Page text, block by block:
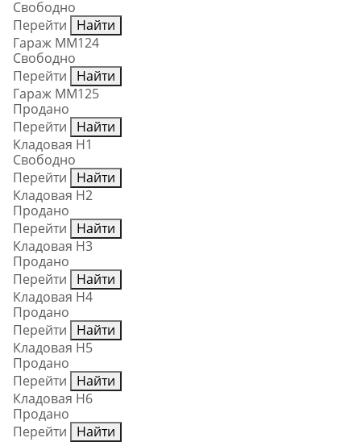
Свободно
Перейти
Найти
Гараж ММ124
Свободно
Перейти
Найти
Гараж ММ125
Продано
Перейти
Найти
Кладовая Н1
Свободно
Перейти
Найти
Кладовая Н2
Продано
Перейти
Найти
Кладовая Н3
Продано
Перейти
Найти
Кладовая Н4
Продано
Перейти
Найти
Кладовая Н5
Продано
Перейти
Найти
Кладовая Н6
Продано
Перейти
Найти